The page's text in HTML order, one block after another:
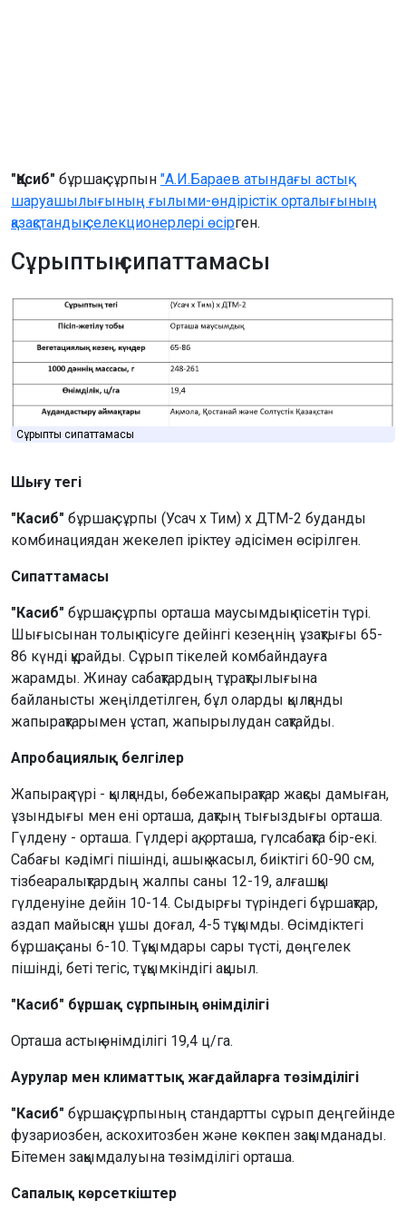
"Қасиб" бұршақ сұрпын "А.И.Бараев атындағы астық
шаруашылығының ғылыми-өндірістік орталығының
қазақстандық селекционерлері өсірген.
Сұрыптың сипаттамасы
Сұрыптың сипаттамасы
Шығу тегі
"Касиб" бұршақ сұрпы (Усач х Тим) х ДТМ-2 буданды
комбинациядан жекелеп іріктеу әдісімен өсірілген.
Сипаттамасы
"Касиб" бұршақ сұрпы орташа маусымдық пісетін түрі.
Шығысынан толық пісуге дейінгі кезеңнің ұзақтығы 65-
86 күнді құрайды. Сұрып тікелей комбайндауға
жарамды. Жинау сабақтардың тұрақтылығына
байланысты жеңілдетілген, бұл оларды қылқанды
жапырақтарымен ұстап, жапырылудан сақтайды.
Апробациялық белгілер
Жапырақ түрі - қылқанды, бөбежапырақтар жақсы дамыған,
ұзындығы мен ені орташа, дақтың тығыздығы орташа.
Гүлдену - орташа. Гүлдері ақ, орташа, гүлсабақта бір-екі.
Сабағы кәдімгі пішінді, ашық жасыл, биіктігі 60-90 см,
тізбеаралықтардың жалпы саны 12-19, алғашқы
гүлденуіне дейін 10-14. Сыдырғы түріндегі бұршақтар,
аздап майысқан ұшы доғал, 4-5 тұқымды. Өсімдіктегі
бұршақ саны 6-10. Тұқымдары сары түсті, дөңгелек
пішінді, беті тегіс, тұқымкіндігі ақшыл.
"Касиб" бұршақ сұрпының өнімділігі
Орташа астық өнімділігі 19,4 ц/га.
Аурулар мен климаттық жағдайларға төзімділігі
"Касиб" бұршақ сұрпының стандартты сұрып деңгейінде
фузариозбен, аскохитозбен және көкпен зақымданады.
Бітемен зақымдалуына төзімділігі орташа.
Сапалық көрсеткіштер